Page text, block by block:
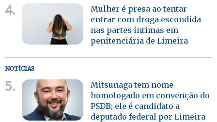
4.
Mulher é presa ao tentar
entrar com droga escondida
nas partes íntimas em
penitenciária de Limeira
NOTÍCIAS
5.
Mitsunaga tem nome
homologado em convenção do
PSDB; ele é candidato a
deputado federal por Limeira